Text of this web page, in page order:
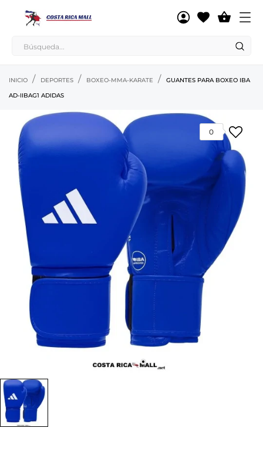

INICIO DEPORTES BOXEO-MMA-KARATE
GUANTES PARA BOXEO IBA
AD-IIBAG1 ADIDAS
0